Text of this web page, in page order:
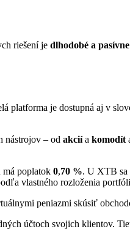
riešení je dlhodobé a
platforma je dostupná aj v
nástrojov – od akciía komodít
má poplatok 0,70 %. U XTB
vlastného rozloženia
peniazmi skúsiť
účtoch svojich klientov.